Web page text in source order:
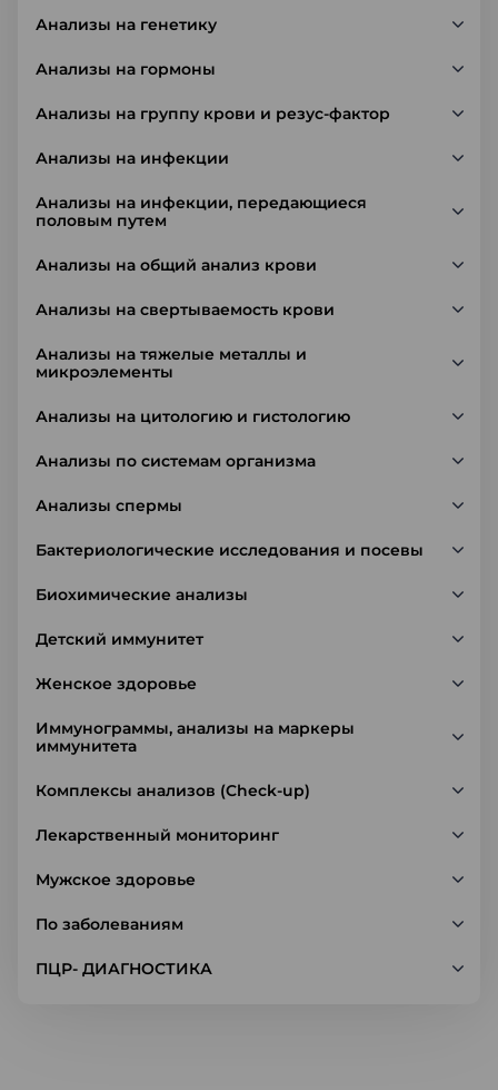
Анализы на генетику
Анализы на гормоны
Анализы на группу крови и резус-фактор
Анализы на инфекции
Анализы на инфекции, передающиеся
половым путем
Анализы на общий анализ крови
Анализы на свертываемость крови
Анализы на тяжелые металлы и
микроэлементы
Анализы на цитологию и гистологию
Анализы по системам организма
Анализы спермы
Бактериологические исследования и посевы
Биохимические анализы
Детский иммунитет
Женское здоровье
Иммунограммы, анализы на маркеры
иммунитета
Комплексы анализов (Check-up)
Лекарственный мониторинг
Мужское здоровье
По заболеваниям
ПЦР- ДИАГНОСТИКА